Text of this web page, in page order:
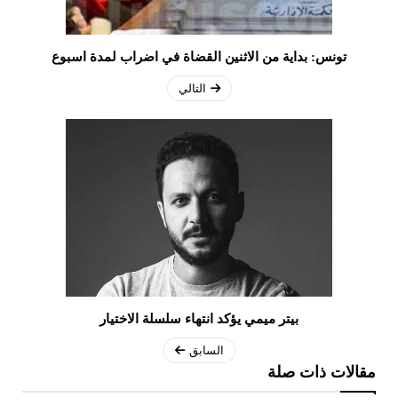
تونس: بداية من الاثنين القضاة في اضراب لمدة اسبوع
التالي
بيتر ميمي يؤكد انتهاء سلسلة الاختيار
السابق
مقالات ذات صلة